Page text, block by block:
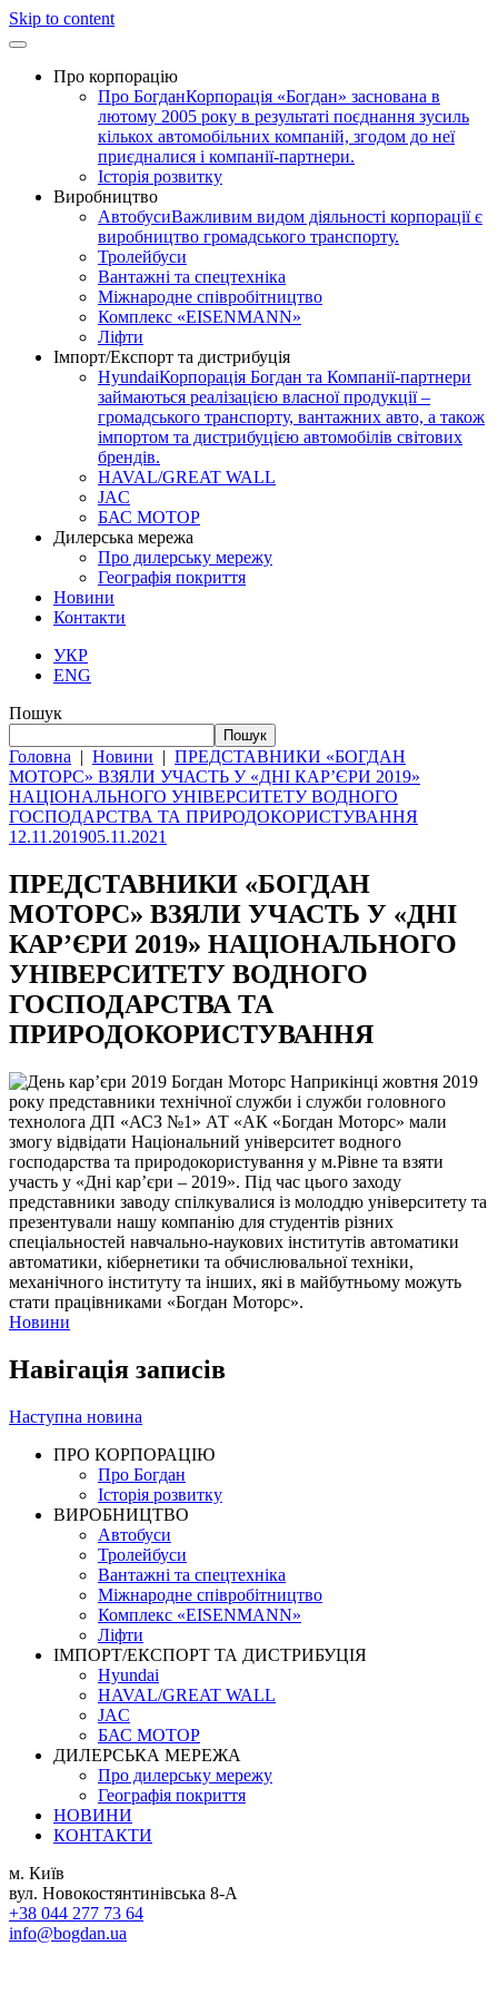
Skip to content
Про корпорацію
Про БогданКорпорація «Богдан» заснована в
лютому 2005 року в результаті поєднання зусиль
кількох автомобільних компаній, згодом до неї
приєдналися і компанії-партнери.
Історія розвитку
Виробництво
АвтобусиВажливим видом діяльності корпорації є
виробництво громадського транспорту.
Тролейбуси
Вантажні та спецтехніка
Міжнародне співробітництво
Комплекс «EISENMANN»
Ліфти
Імпорт/Експорт та дистрибуція
HyundaiКорпорація Богдан та Компанії-партнери
займаються реалізацією власної продукції –
громадського транспорту, вантажних авто, а також
імпортом та дистрибуцією автомобілів світових
брендів.
HAVAL/GREAT WALL
JAC
БАС МОТОР
Дилерська мережа
Про дилерську мережу
Географія покриття
Новини
Контакти
УКР
ENG
Пошук
Пошук
Головна | Новини | ПРЕДСТАВНИКИ «БОГДАН
МОТОРС» ВЗЯЛИ УЧАСТЬ У «ДНІ КАР’ЄРИ 2019»
НАЦІОНАЛЬНОГО УНІВЕРСИТЕТУ ВОДНОГО
ГОСПОДАРСТВА ТА ПРИРОДОКОРИСТУВАННЯ
12.11.201905.11.2021
ПРЕДСТАВНИКИ «БОГДАН
МОТОРС» ВЗЯЛИ УЧАСТЬ У «ДНІ
КАР’ЄРИ 2019» НАЦІОНАЛЬНОГО
УНІВЕРСИТЕТУ ВОДНОГО
ГОСПОДАРСТВА ТА
ПРИРОДОКОРИСТУВАННЯ
Наприкінці жовтня 2019
року представники технічної служби і служби головного
технолога ДП «АСЗ №1» АТ «АК «Богдан Моторс» мали
змогу відвідати Національний університет водного
господарства та природокористування у м.Рівне та взяти
участь у «Дні кар’єри – 2019». Під час цього заходу
представники заводу спілкувалися із молоддю університету та
презентували нашу компанію для студентів різних
спеціальностей навчально-наукових інститутів автоматики
автоматики, кібернетики та обчислювальної техніки,
механічного інституту та інших, які в майбутньому можуть
стати працівниками «Богдан Моторс».
Новини
Навігація записів
Наступна новина
ПРО КОРПОРАЦІЮ
Про Богдан
Історія розвитку
ВИРОБНИЦТВО
Автобуси
Тролейбуси
Вантажні та спецтехніка
Міжнародне співробітництво
Комплекс «EISENMANN»
Ліфти
ІМПОРТ/ЕКСПОРТ ТА ДИСТРИБУЦІЯ
Hyundai
HAVAL/GREAT WALL
JAC
БАС МОТОР
ДИЛЕРСЬКА МЕРЕЖА
Про дилерську мережу
Географія покриття
НОВИНИ
КОНТАКТИ
м. Київ
вул. Новокостянтинівська 8-А
+38 044 277 73 64
info@bogdan.ua